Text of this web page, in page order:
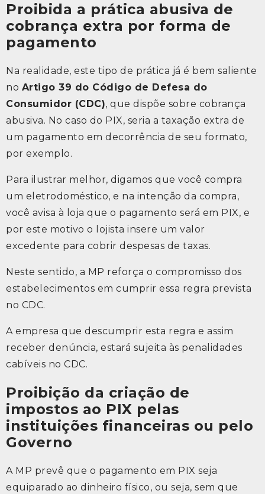
Proibida a prática abusiva de
cobrança extra por forma de
pagamento
Na realidade, este tipo de prática já é bem saliente
no Artigo 39 do Código de Defesa do
Consumidor (CDC), que dispõe sobre cobrança
abusiva. No caso do PIX, seria a taxação extra de
um pagamento em decorrência de seu formato,
por exemplo.
Para ilustrar melhor, digamos que você compra
um eletrodoméstico, e na intenção da compra,
você avisa à loja que o pagamento será em PIX, e
por este motivo o lojista insere um valor
excedente para cobrir despesas de taxas.
Neste sentido, a MP reforça o compromisso dos
estabelecimentos em cumprir essa regra prevista
no CDC.
A empresa que descumprir esta regra e assim
receber denúncia, estará sujeita às penalidades
cabíveis no CDC.
Proibição da criação de
impostos ao PIX pelas
instituições financeiras ou pelo
Governo
A MP prevê que o pagamento em PIX seja
equiparado ao dinheiro físico, ou seja, sem que